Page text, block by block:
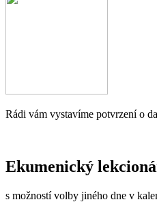
Rádi vám vystavíme potvrzení o
Ekumenický
s možností volby jiného dne v